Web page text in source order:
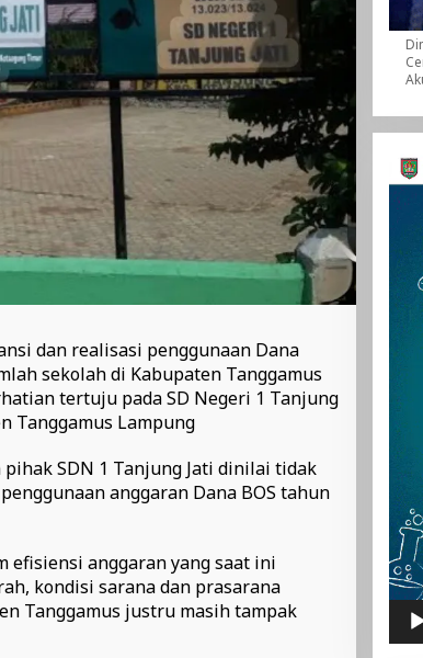
dan realisasi penggunaan Dana
sekolah di Kabupaten Tanggamus
tertuju pada SD Negeri 1 Tanjung
Tanggamus Lampung
SDN 1 Tanjung Jati dinilai tidak
anggaran Dana BOS tahun
efisiensi anggaran yang saat ini
kondisi sarana dan prasarana
Tanggamus justru masih tampak